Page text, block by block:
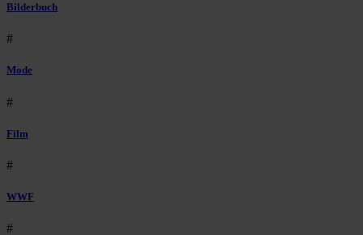
Bilderbuch
#
Mode
#
Film
#
WWF
#